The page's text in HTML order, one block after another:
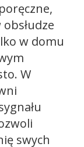
w domu
W
swych